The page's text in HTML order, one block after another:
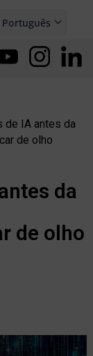
Português
Español
de IA antes da
de olho
da
de olho